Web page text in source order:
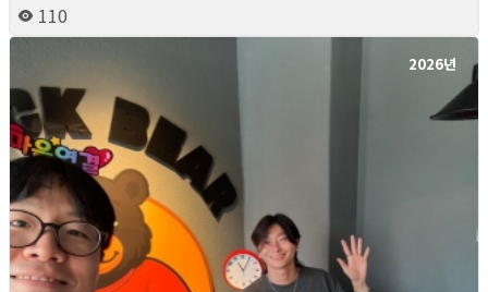
110
2026년